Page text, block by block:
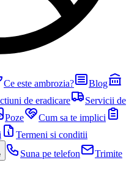
Ce este ambrozia?
Blog
de eradicare
Servicii de
Poze
Cum sa te implici
Termeni si conditii
Suna pe telefon
Trimite